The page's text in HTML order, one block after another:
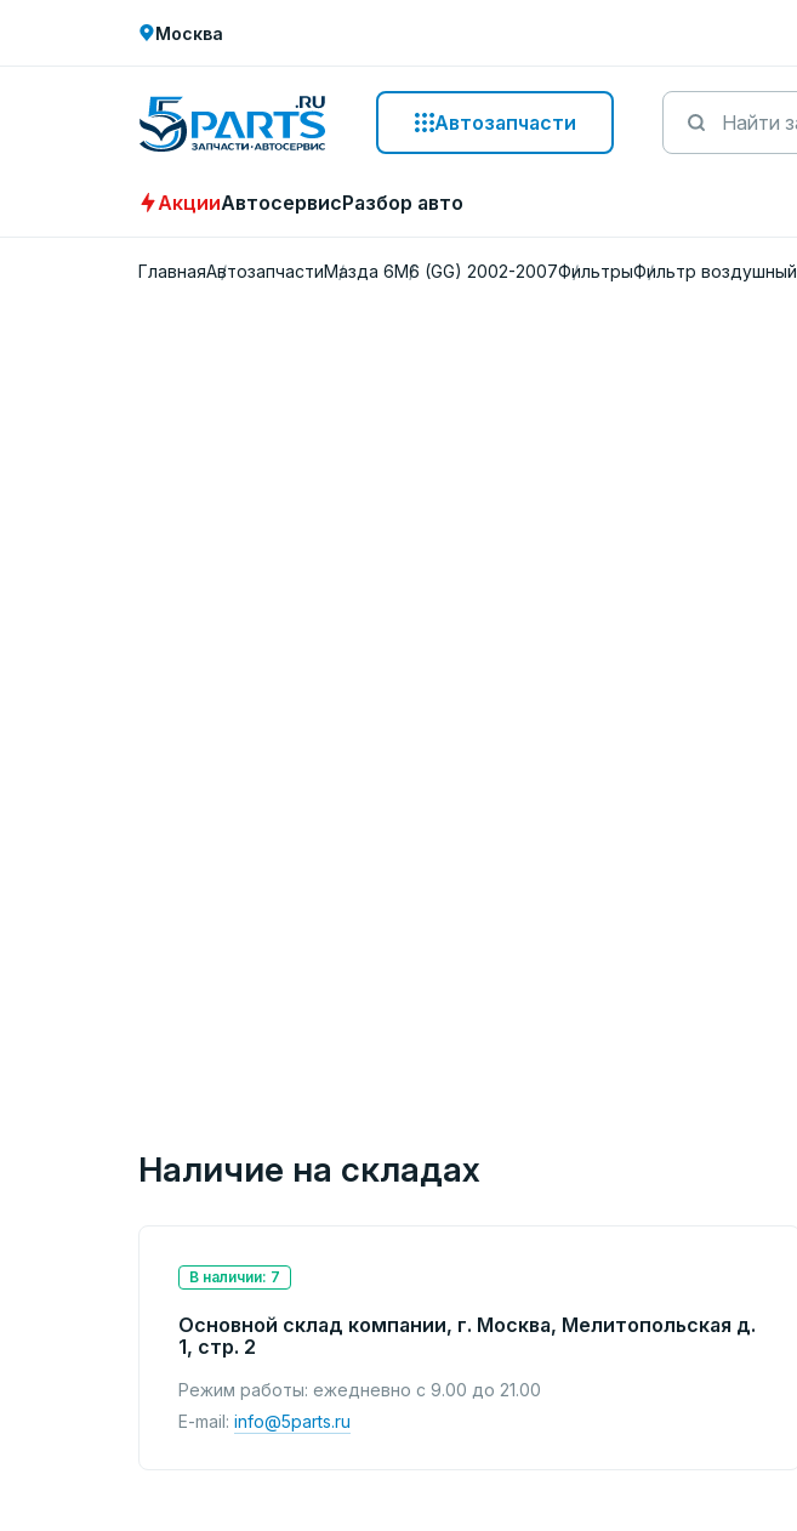
Москва
Автозапчасти
АкцииАвтосервисРазбор авто
ГлавнаяАвтозапчастиМазда 6M6 (GG) 2002-2007ФильтрыФильтр воздушный
Наличие на складах
В наличии: 7
Основной склад компании, г. Москва, Мелитопольская д.
1, стр. 2
Режим работы: ежедневно с 9.00 до 21.00
E-mail: info@5parts.ru